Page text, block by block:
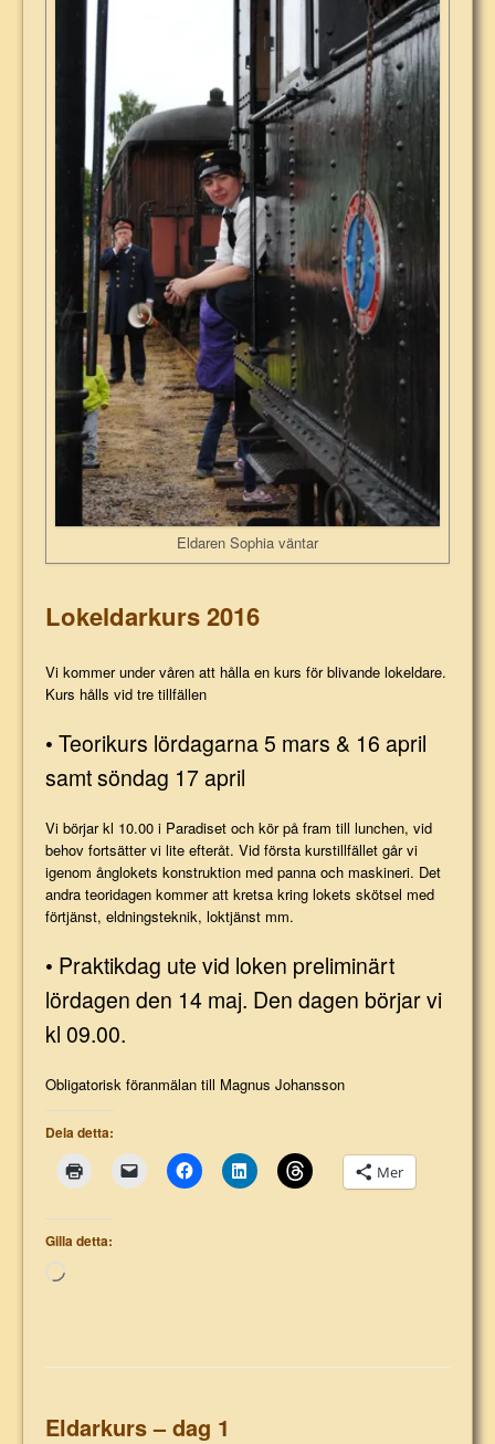
Eldaren Sophia väntar
Lokeldarkurs 2016
Vi kommer under våren att hålla en kurs för blivande lokeldare.
Kurs hålls vid tre tillfällen
• Teorikurs lördagarna 5 mars & 16 april
samt söndag 17 april
Vi börjar kl 10.00 i Paradiset och kör på fram till lunchen, vid
behov fortsätter vi lite efteråt. Vid första kurstillfället går vi
igenom ånglokets konstruktion med panna och maskineri. Det
andra teoridagen kommer att kretsa kring lokets skötsel med
förtjänst, eldningsteknik, loktjänst mm.
• Praktikdag ute vid loken preliminärt
lördagen den 14 maj. Den dagen börjar vi
kl 09.00.
Obligatorisk föranmälan till Magnus Johansson
Dela detta:
Mer
Gilla detta:
Laddar
Eldarkurs – dag 1